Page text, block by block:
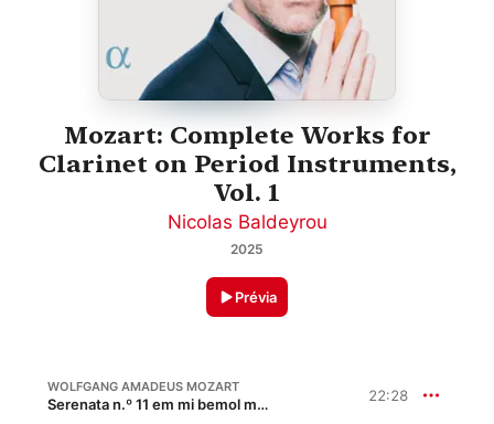
Mozart: Complete Works for
Clarinet on Period Instruments,
Vol. 1
Nicolas Baldeyrou
2025
Prévia
WOLFGANG AMADEUS MOZART
Serenata n.º 11 em mi bemol maior, K. 375, KV 375 22:28